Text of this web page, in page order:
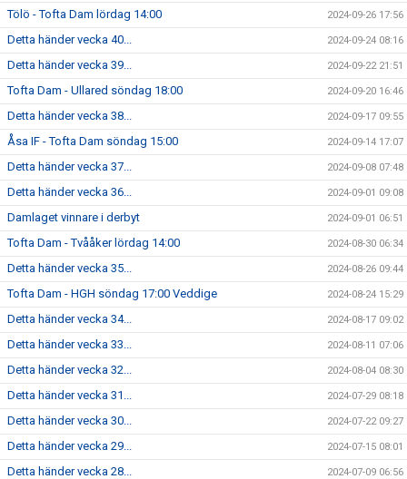
Tölö - Tofta Dam lördag 14:00 2024-09-26 17:56
Detta händer vecka 40... 2024-09-24 08:16
Detta händer vecka 39... 2024-09-22 21:51
Tofta Dam - Ullared söndag 18:00 2024-09-20 16:46
Detta händer vecka 38... 2024-09-17 09:55
Åsa IF - Tofta Dam söndag 15:00 2024-09-14 17:07
Detta händer vecka 37... 2024-09-08 07:48
Detta händer vecka 36... 2024-09-01 09:08
Damlaget vinnare i derbyt 2024-09-01 06:51
Tofta Dam - Tvååker lördag 14:00 2024-08-30 06:34
Detta händer vecka 35... 2024-08-26 09:44
Tofta Dam - HGH söndag 17:00 Veddige 2024-08-24 15:29
Detta händer vecka 34... 2024-08-17 09:02
Detta händer vecka 33... 2024-08-11 07:06
Detta händer vecka 32... 2024-08-04 08:30
Detta händer vecka 31... 2024-07-29 08:18
Detta händer vecka 30... 2024-07-22 09:27
Detta händer vecka 29... 2024-07-15 08:01
Detta händer vecka 28... 2024-07-09 06:56